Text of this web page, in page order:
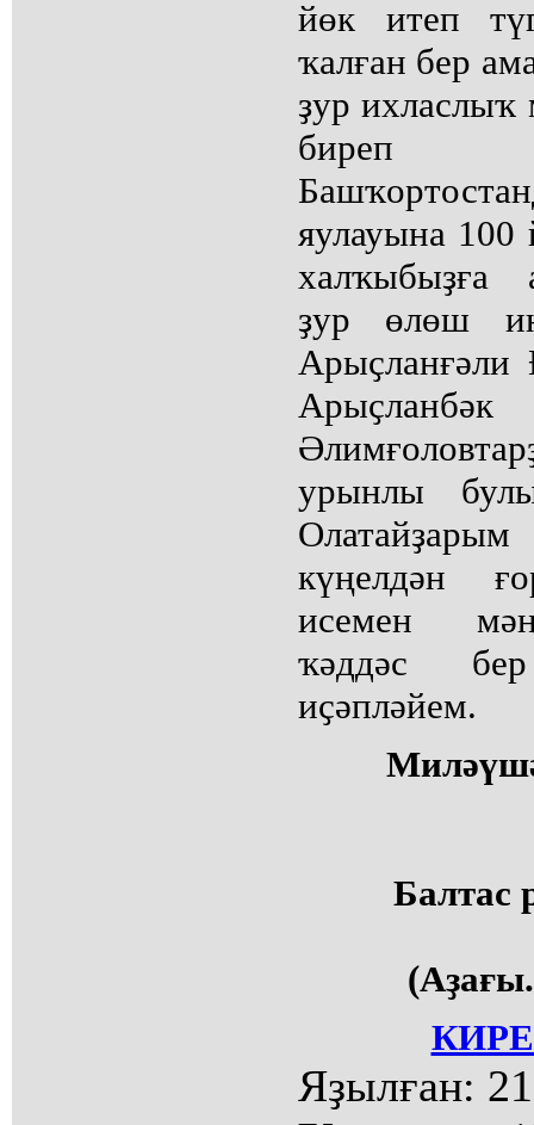
йөк итеп
ҡалған бер
ҙур ихласлыҡ
биреп
яулауына
халҡыбыҙға
ҙур өлөш
Арыҫланғәли
урынлы
күңелдән
исемен
ҡәддәс
иҫәпләйем.
Балтас
Яҙылған: